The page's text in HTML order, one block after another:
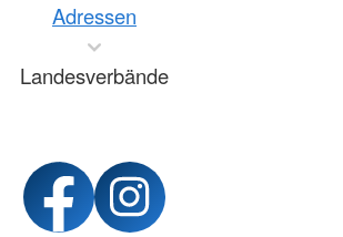
Adressen
Landesverbände